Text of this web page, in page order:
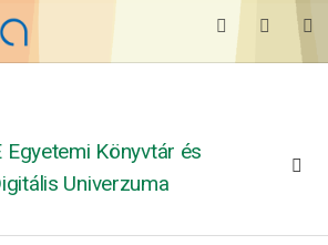
Egyetemi Könyvtár és
Univerzuma